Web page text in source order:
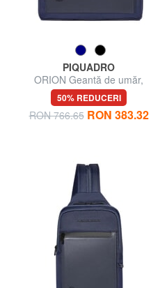
PIQUADRO
ORION Geantă de umăr,
suport pentru iPad, piele mixtă
50% REDUCERI
RON 766.65 RON 383.32